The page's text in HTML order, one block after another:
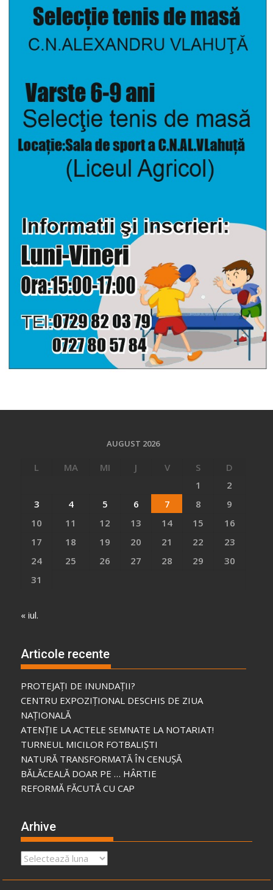
AUGUST 2026
L MA MI J V S
D
1
2
3
4 5 6 7 8
9
10
11 12 13 14 15
16
17
18 19 20 21 22
23
24
25 26 27 28 29
30
31
« iul.
Articole recente
PROTEJAȚI DE INUNDAȚII?
CENTRU EXPOZIȚIONAL DESCHIS DE ZIUA
NAȚIONALĂ
ATENȚIE LA ACTELE SEMNATE LA NOTARIAT!
TURNEUL MICILOR FOTBALIȘTI
NATURĂ TRANSFORMATĂ ÎN CENUȘĂ
BĂLĂCEALĂ DOAR PE … HÂRTIE
REFORMĂ FĂCUTĂ CU CAP
Arhive
Arhive